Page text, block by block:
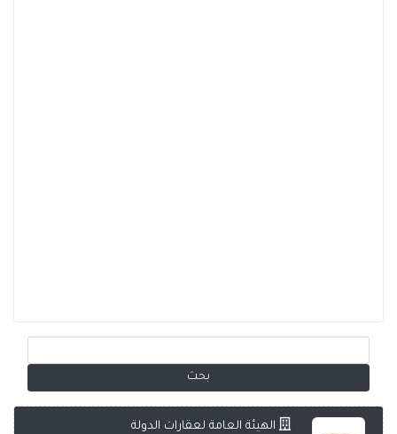
الهيئة العامة لعقارات الدولة